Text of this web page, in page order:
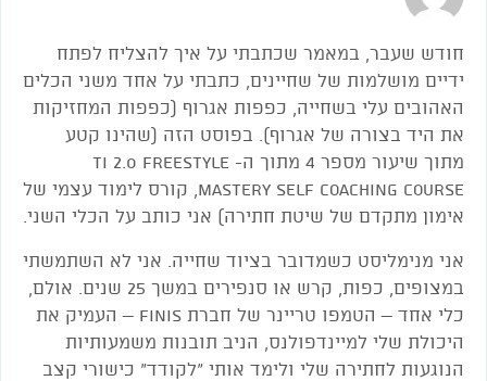
חודש שעבר, במאמר שכתבתי על איך להצליח לפתח
ידיים מושלמות של שחיינים, כתבתי על אחד משני הכלים
האהובים עלי בשחייה, כפפות אגרוף (כפפות המחזיקות
את היד בצורה של אגרוף). בפוסט הזה (שהינו קטע
מתוך שיעור מספר 4 מתוך ה- TI 2.0 Freestyle
Mastery Self Coaching Course, קורס לימוד עצמי של
אימון מתקדם של שיטת חתירה) אני כותב על הכלי השני.
אני מנימליסט כשמדובר בציוד שחייה. אני לא השתמשתי
במצופים, כפות, קרש או סנפירים במשך 25 שנים. אולם,
כלי אחד – הטמפו טריינר של חברת Finis – העמיק את
היכולת שלי למיינדפולנס, הניב תובנות משמעותיות
הנוגעות לחתירה שלי ולימד אותי "לקודד" כישורי קצב